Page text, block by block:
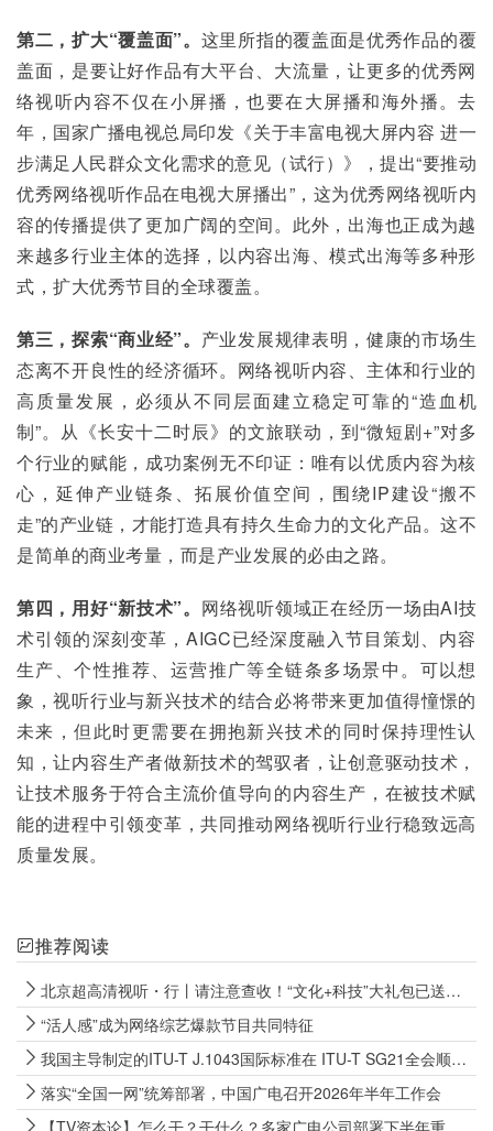
第二，扩大“覆盖面”。 这里所指的覆盖面是优秀作品的覆
盖面，是要让好作品有大平台、大流量，让更多的优秀网
络视听内容不仅在小屏播，也要在大屏播和海外播。去
年，国家广播电视总局印发《关于丰富电视大屏内容 进一
步满足人民群众文化需求的意见（试行）》，提出“要推动
优秀网络视听作品在电视大屏播出”，这为优秀网络视听内
容的传播提供了更加广阔的空间。此外，出海也正成为越
来越多行业主体的选择，以内容出海、模式出海等多种形
式，扩大优秀节目的全球覆盖。
第三，探索“商业经”。 产业发展规律表明，健康的市场生
态离不开良性的经济循环。网络视听内容、主体和行业的
高质量发展，必须从不同层面建立稳定可靠的“造血机
制”。从《长安十二时辰》的文旅联动，到“微短剧+”对多
个行业的赋能，成功案例无不印证：唯有以优质内容为核
心，延伸产业链条、拓展价值空间，围绕IP建设“搬不
走”的产业链，才能打造具有持久生命力的文化产品。这不
是简单的商业考量，而是产业发展的必由之路。
第四，用好“新技术”。 网络视听领域正在经历一场由AI技
术引领的深刻变革，AIGC已经深度融入节目策划、内容
生产、个性推荐、运营推广等全链条多场景中。可以想
象，视听行业与新兴技术的结合必将带来更加值得憧憬的
未来，但此时更需要在拥抱新兴技术的同时保持理性认
知，让内容生产者做新技术的驾驭者，让创意驱动技术，
让技术服务于符合主流价值导向的内容生产，在被技术赋
能的进程中引领变革，共同推动网络视听行业行稳致远高
质量发展。
推荐阅读
北京超高清视听・行丨请注意查收！“文化+科技”大礼包已送达新疆和田
“活人感”成为网络综艺爆款节目共同特征
我国主导制定的ITU-T J.1043国际标准在 ITU-T SG21全会顺利通过TAP批准
落实“全国一网”统筹部署，中国广电召开2026年半年工作会
【TV资本论】怎么干？干什么？多家广电公司部署下半年重点工作